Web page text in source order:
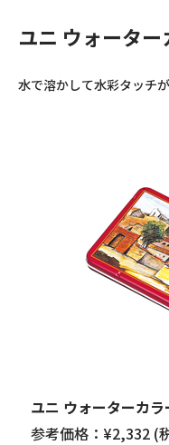
ユニ ウォーター
水で溶かして水彩タッチ
ユニ ウォーターカ
参考価格：¥2,332 (